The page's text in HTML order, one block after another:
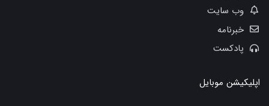
وب سایت
خبرنامه
پادکست
اپلیکیشن موبایل